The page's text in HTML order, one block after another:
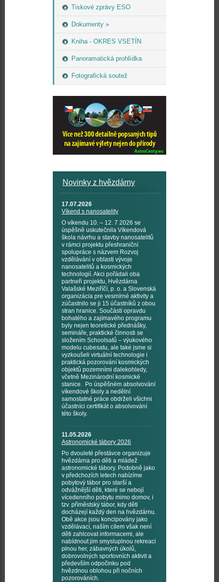
Tiskové zprávy ESO
Dokumenty »
Kniha - OKRES VSETÍN
Panoramatická prohlídka
Fotografická soutež
Novinky z hvězdárny
17.07.2026
Víkend s nanosatelity
O víkendu 10. – 12. 7 2026 se
úspěšně uskutečnila Víkendová
škola návrhu a stavby nanosatelitů
v rámci projektu přeshraniční
spolupráce s názvem Rozvoj
vzdělávání v oblasti vývoje
nanosatelitů a kosmických
technologií. Akci pořádali oba
partneři projektu, Hvězdárna
Valašské Meziříčí, p. o. a Slovenská
organizácia pre vesmírné aktivity a
zúčastnilo se ji 15 účastníků z obou
stran hranice. Součástí opravdu
bohatého a zajímavého programu
byly nejen teoretické přednášky,
semináře, praktické činnosti se
složením Schoolsatů – výukového
modelu cubesatu, ale také jsme si
vyzkoušeli virtuální technologie i
praktická pozorování kosmických
objektů pozemními dalekohledy,
včetně Mezinárodní kosmické
stanice. Po úspěšném absolvování
víkendové školy a nedělní
samostatné práce obdrželi všichni
účastníci certifikát o absolvování
této školy.
11.05.2026
Astronomické tábory 2026
Po dvouleté přestávce organizuje
hvězdárna pro děti a mládež
astronomické tábory. Podobně jako
v předchozích letech nabízíme
pobytový tábor pro starší a
odvážnější děti, které se nebojí
vícedenního pobytu mimo domov, i
tzv. příměstský tábor, kdy děti
docházejí každý den na hvězdárnu.
Obě akce jsou koncipovány jako
vzdělávací, naším cílem však není
děti zahlcovat informacemi, ale
nabídnout jim smysluplnou rekreaci
plnou her, zábavných úkolů,
dobrovolných sportovních aktivit a
především odpočinku pod
hvězdnou oblohou při nočních
pozorováních.